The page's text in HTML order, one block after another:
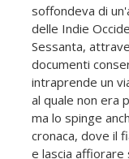
soffondeva di
delle Indie
Sessanta,
documenti
intraprende un
al quale non era
ma lo spinge
cronaca, dove il
e lascia affio­rare